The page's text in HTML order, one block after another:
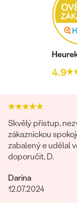
4.9
Skvělý přístup,
zákaznickou
zabalený e udělal
doporučit, D.
Darina
12.07.2024